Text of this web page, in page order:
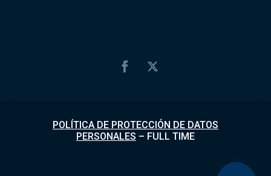
POLÍTICA DE PROTECCIÓN DE DATOS
PERSONALES – FULL TIME